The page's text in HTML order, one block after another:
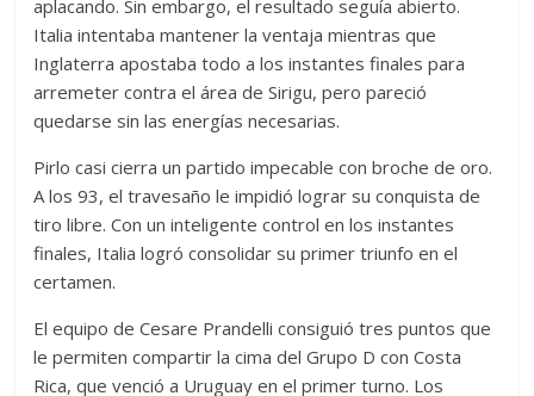
aplacando. Sin embargo, el resultado seguía abierto.
Italia intentaba mantener la ventaja mientras que
Inglaterra apostaba todo a los instantes finales para
arremeter contra el área de Sirigu, pero pareció
quedarse sin las energías necesarias.
Pirlo casi cierra un partido impecable con broche de oro.
A los 93, el travesaño le impidió lograr su conquista de
tiro libre. Con un inteligente control en los instantes
finales, Italia logró consolidar su primer triunfo en el
certamen.
El equipo de Cesare Prandelli consiguió tres puntos que
le permiten compartir la cima del Grupo D con Costa
Rica, que venció a Uruguay en el primer turno. Los